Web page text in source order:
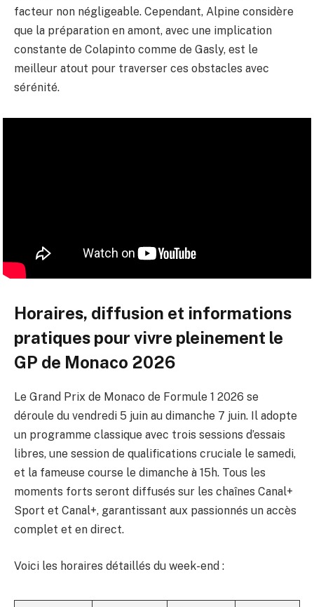
facteur non négligeable. Cependant, Alpine considère
que la préparation en amont, avec une implication
constante de Colapinto comme de Gasly, est le
meilleur atout pour traverser ces obstacles avec
sérénité.
Horaires, diffusion et informations
pratiques pour vivre pleinement le
GP de Monaco 2026
Le Grand Prix de Monaco de Formule 1 2026 se
déroule du vendredi 5 juin au dimanche 7 juin. Il adopte
un programme classique avec trois sessions d’essais
libres, une session de qualifications cruciale le samedi,
et la fameuse course le dimanche à 15h. Tous les
moments forts seront diffusés sur les chaînes Canal+
Sport et Canal+, garantissant aux passionnés un accès
complet et en direct.
Voici les horaires détaillés du week-end :